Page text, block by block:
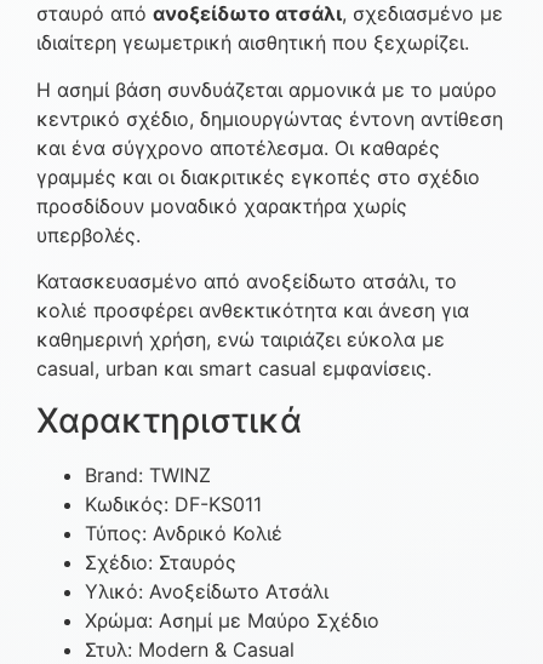
σταυρό από ανοξείδωτο ατσάλι, σχεδιασμένο με
ιδιαίτερη γεωμετρική αισθητική που ξεχωρίζει.
Η ασημί βάση συνδυάζεται αρμονικά με το μαύρο
κεντρικό σχέδιο, δημιουργώντας έντονη αντίθεση
και ένα σύγχρονο αποτέλεσμα. Οι καθαρές
γραμμές και οι διακριτικές εγκοπές στο σχέδιο
προσδίδουν μοναδικό χαρακτήρα χωρίς
υπερβολές.
Κατασκευασμένο από ανοξείδωτο ατσάλι, το
κολιέ προσφέρει ανθεκτικότητα και άνεση για
καθημερινή χρήση, ενώ ταιριάζει εύκολα με
casual, urban και smart casual εμφανίσεις.
Χαρακτηριστικά
Brand: TWINZ
Κωδικός: DF-KS011
Τύπος: Ανδρικό Κολιέ
Σχέδιο: Σταυρός
Υλικό: Ανοξείδωτο Ατσάλι
Χρώμα: Ασημί με Μαύρο Σχέδιο
Στυλ: Modern & Casual